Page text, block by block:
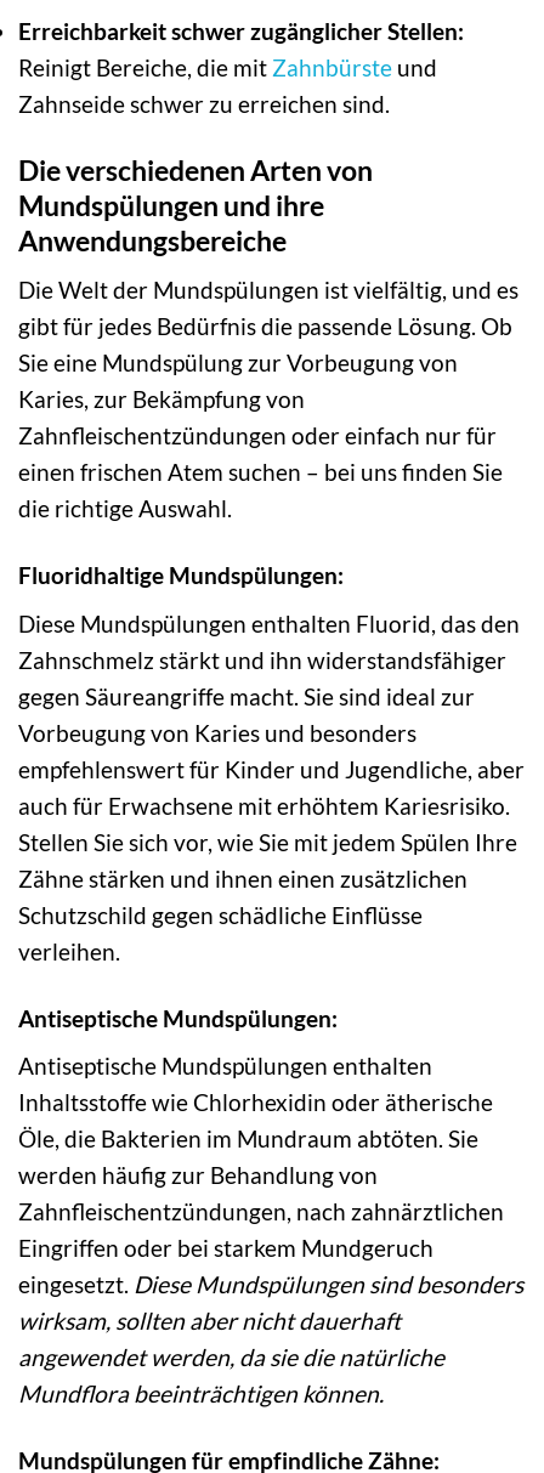
Erreichbarkeit schwer zugänglicher Stellen:
Reinigt Bereiche, die mit Zahnbürste und
Zahnseide schwer zu erreichen sind.
Die verschiedenen Arten von
Mundspülungen und ihre
Anwendungsbereiche
Die Welt der Mundspülungen ist vielfältig, und es
gibt für jedes Bedürfnis die passende Lösung. Ob
Sie eine Mundspülung zur Vorbeugung von
Karies, zur Bekämpfung von
Zahnfleischentzündungen oder einfach nur für
einen frischen Atem suchen – bei uns finden Sie
die richtige Auswahl.
Fluoridhaltige Mundspülungen:
Diese Mundspülungen enthalten Fluorid, das den
Zahnschmelz stärkt und ihn widerstandsfähiger
gegen Säureangriffe macht. Sie sind ideal zur
Vorbeugung von Karies und besonders
empfehlenswert für Kinder und Jugendliche, aber
auch für Erwachsene mit erhöhtem Kariesrisiko.
Stellen Sie sich vor, wie Sie mit jedem Spülen Ihre
Zähne stärken und ihnen einen zusätzlichen
Schutzschild gegen schädliche Einflüsse
verleihen.
Antiseptische Mundspülungen:
Antiseptische Mundspülungen enthalten
Inhaltsstoffe wie Chlorhexidin oder ätherische
Öle, die Bakterien im Mundraum abtöten. Sie
werden häufig zur Behandlung von
Zahnfleischentzündungen, nach zahnärztlichen
Eingriffen oder bei starkem Mundgeruch
eingesetzt. Diese Mundspülungen sind besonders
wirksam, sollten aber nicht dauerhaft
angewendet werden, da sie die natürliche
Mundflora beeinträchtigen können.
Mundspülungen für empfindliche Zähne: